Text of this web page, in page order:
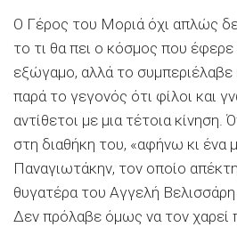
Ο Γέρος του Μοριά όχι απλώς
το τι θα πει ο κόσμος που
εξώγαμο, αλλά το συμπεριέλαβε
παρά το γεγονός ότι φίλοι και
αντίθετοι με μια τέτοια
στη διαθήκη του, «αφήνω κι ένα
Παναγιωτάκην, τον οποίο
θυγατέρα του Αγγελή Βελισσάρη
Δεν πρόλαβε όμως να τον χαρεί